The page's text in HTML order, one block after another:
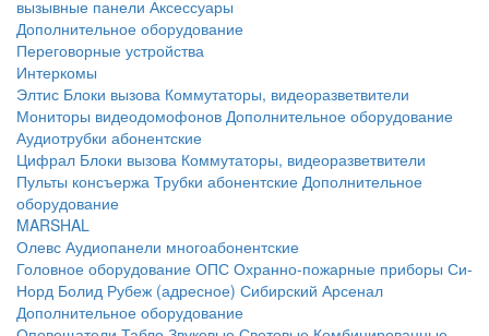
вызывные панели Аксессуары
Дополнительное оборудование
Переговорные устройства
Интеркомы
Элтис Блоки вызова Коммутаторы, видеоразветвители
Мониторы видеодомофонов Дополнительное оборудование
Аудиотрубки абонентские
Цифрал Блоки вызова Коммутаторы, видеоразветвители
Пульты консъержа Трубки абонентские Дополнительное
оборудование
MARSHAL
Олевс Аудиопанели многоабонентские
Головное оборудование ОПС Охранно-пожарные приборы Си-
Норд Болид Рубеж (адресное) Сибирский Арсенал
Дополнительное оборудование